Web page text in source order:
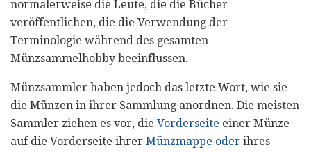
normalerweise die Leute, die die Bücher
veröffentlichen, die die Verwendung der
Terminologie während des gesamten
Münzsammelhobby beeinflussen.
Münzsammler haben jedoch das letzte Wort, wie sie
die Münzen in ihrer Sammlung anordnen. Die meisten
Sammler ziehen es vor, die Vorderseite einer Münze
auf die Vorderseite ihrer Münzmappe oder ihres